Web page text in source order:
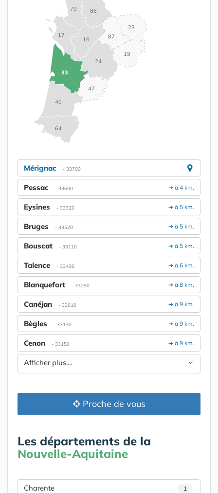
16
17
19
23
24
33
40
47
64
79 86
87
Mérignac - 33700
➔ à 4 km.
Pessac - 33600
➔ à 5 km.
Eysines - 33320
➔ à 5 km.
Bruges - 33520
➔ à 5 km.
Bouscat - 33110
➔ à 6 km.
Talence - 33400
➔ à 8 km.
Blanquefort - 33290
➔ à 9 km.
Canéjan - 33610
➔ à 9 km.
Bègles - 33130
➔ à 9 km.
Cenon - 33150
Afficher plus....
Proche de vous
Les départements de la
Nouvelle-Aquitaine
Charente 1